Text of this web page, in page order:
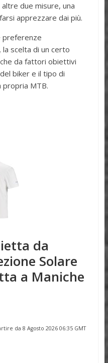
due misure, una
apprezzare dai più.
preferenze
scelta di un certo
da fattori obiettivi
biker e il tipo di
propria MTB.
da
Solare
a Maniche
da 8 Agosto 2026 06:35 GMT